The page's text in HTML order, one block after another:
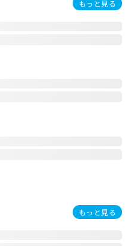
もっと見る
もっと見る